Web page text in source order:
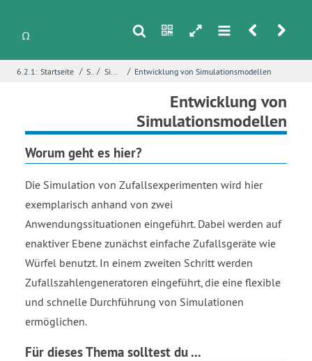
s n h m r u
6.2.1: Startseite / Stochastik/ Simulation von Zufallsexperimenten / Entwicklung von Simulationsmodellen
Entwicklung von
Simulationsmodellen
Worum geht es hier?
Die Simulation von Zufallsexperimenten wird hier
exemplarisch anhand von zwei
Anwendungssituationen eingeführt. Dabei werden auf
enaktiver Ebene zunächst einfache Zufallsgeräte wie
Würfel benutzt. In einem zweiten Schritt werden
Zufallszahlengeneratoren eingeführt, die eine flexible
und schnelle Durchführung von Simulationen
ermöglichen.
Für dieses Thema solltest du ...
E-Mail *
Seite*
Fehlerbeschreibung*